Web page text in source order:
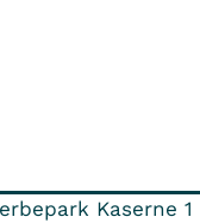
Kaserne 1